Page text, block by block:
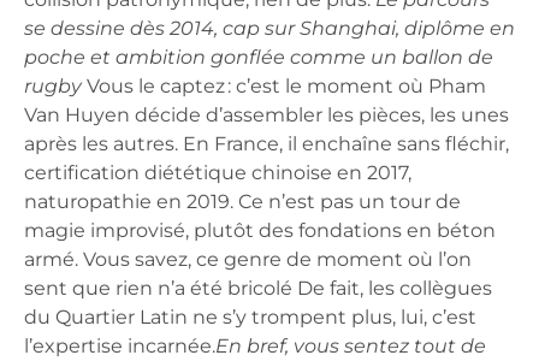
se dessine dès 2014, cap sur Shanghai, diplôme en
poche et ambition gonflée comme un ballon de
rugbyVous le captez : c’est le moment où Pham
Van Huyen décide d’assembler les pièces, les unes
après les autres. En France, il enchaîne sans fléchir,
certification diététique chinoise en 2017,
naturopathie en 2019. Ce n’est pas un tour de
magie improvisé, plutôt des fondations en béton
armé. Vous savez, ce genre de moment où l’on
sent que rien n’a été bricolé De fait, les collègues
du Quartier Latin ne s’y trompent plus, lui, c’est
l’expertise incarnée.En bref, vous sentez tout de